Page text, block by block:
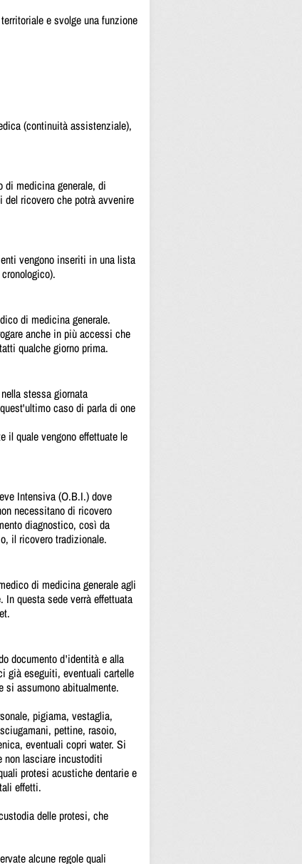
e svolge una funzione
(continuità assistenziale),
di medicina generale, di
ricovero che potrà avvenire
vengono inseriti in una lista
di medicina generale.
anche in più accessi che
qualche giorno prima.
stessa giornata
caso di parla di one
il quale vengono effettuate le
Intensiva (O.B.I.) dove
necessitano di ricovero
diagnostico, così da
il ricovero tradizionale.
di medicina generale agli
questa sede verrà effettuata
documento d'identità e alla
già eseguiti, eventuali cartelle
assumono abitualmente.
pigiama, vestaglia,
pettine, rasoio,
eventuali copri water. Si
non lasciare incustoditi
protesi acustiche dentarie e
effetti.
delle protesi, che
alcune regole quali